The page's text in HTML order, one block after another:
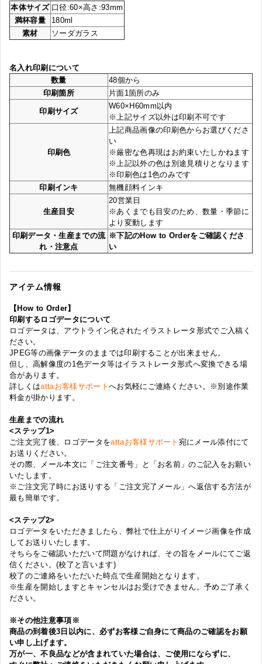
本体サイズ 口径:60×高さ:93mm
満杯容量
180ml
素材
ソーダガラス
名入れ印刷について
数量
48個から
印刷箇所
片面1箇所のみ
印刷サイズ
W60×H60mm以内
※上記サイズ以外は印刷不可です
印刷色
上記商品画像の印刷色からお選びくださ
い
※厳密な色再現はお約束いたしかねます
※上記以外の色は別途見積りとなります
※印刷色は1色のみです
印刷インキ
無機顔料インキ
生産目安
20営業日
※あくまでも目安のため、数量・季節に
より変動します
印刷データ・生産までの流
れ・注意点
※下記のHow to Orderをご確認くださ
い
アイテム情報
【How to Order】
印刷するロゴデータについて
ロゴデータは、アウトライン化されたイラストレータ形式でご入稿く
ださい。
JPEG等の画像データのままでは印刷することが出来ません。
但し、高解像度の1色データ等はイラストレータ形式へ変換できる場
合があります。
詳しくはattaお客様サポート へお気軽にご連絡ください。※別途作業
料金が掛かります。
生産までの流れ
<ステップ1>
ご注文完了後、ロゴデータをattaお客様サポート 宛にメール添付にて
お送りください。
その際、メール本文に「ご注文番号」と「お名前」のご記入をお願い
いたします。
※ご注文完了時にお送りする「ご注文完了メール」へ返信する方法が
最も簡単です。
<ステップ2>
ロゴデータをいただきましたら、弊社で仕上がりイメージ画像を作成
してお送りいたします。
そちらをご確認いただいて問題がなければ、その旨をメールにてご返
信ください。(校了と言います)
校了のご連絡をいただいた時点で生産開始となります。
※生産を開始しますとキャンセルはお受けできません。予めご了承く
ださい。
※その他注意事項※
商品の到着後3日以内に、必ずお客様ご自身にて商品のご確認をお願
い申し上げます。
万が一、不良品などが含まれていた場合は、ご使用にならずに、